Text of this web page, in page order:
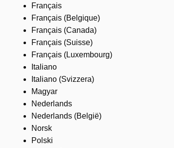
Français
Français (Belgique)
Français (Canada)
Français (Suisse)
Français (Luxembourg)
Italiano
Italiano (Svizzera)
Magyar
Nederlands
Nederlands (België)
Norsk
Polski